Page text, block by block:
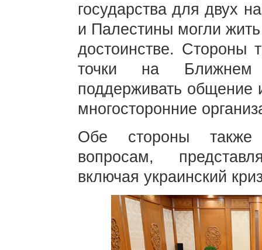
государства для двух
и Палестины могли
достоинстве. Стороны
точки на Ближнем
поддерживать общение
многосторонние
Обе стороны
вопросам,
включая украинский